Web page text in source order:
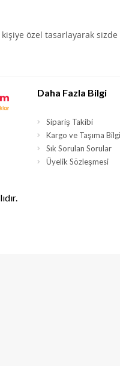
özel tasarlayarak
Daha Fazla Bilgi
Sipariş Takibi
Kargo ve Taşıma
Sık Sorulan Sorular
Üyelik Sözleşmesi